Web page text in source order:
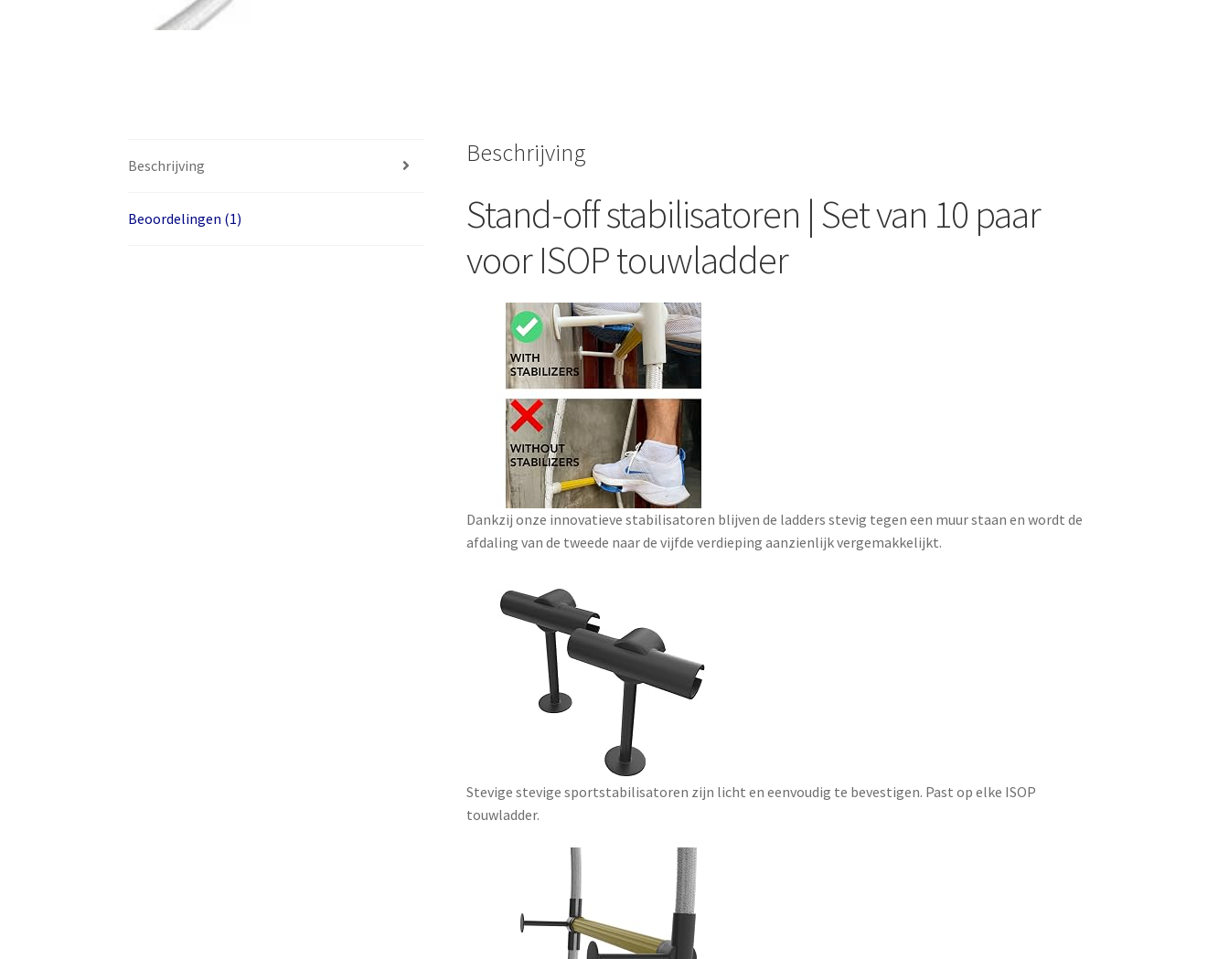
Beschrijving
Beoordelingen (1)
Beschrijving
Stand-off stabilisatoren | Set van 10 paar
voor ISOP touwladder
Dankzij onze innovatieve stabilisatoren blijven de ladders stevig tegen een muur staan en wordt de
afdaling van de tweede naar de vijfde verdieping aanzienlijk vergemakkelijkt.
Stevige stevige sportstabilisatoren zijn licht en eenvoudig te bevestigen. Past op elke ISOP
touwladder.